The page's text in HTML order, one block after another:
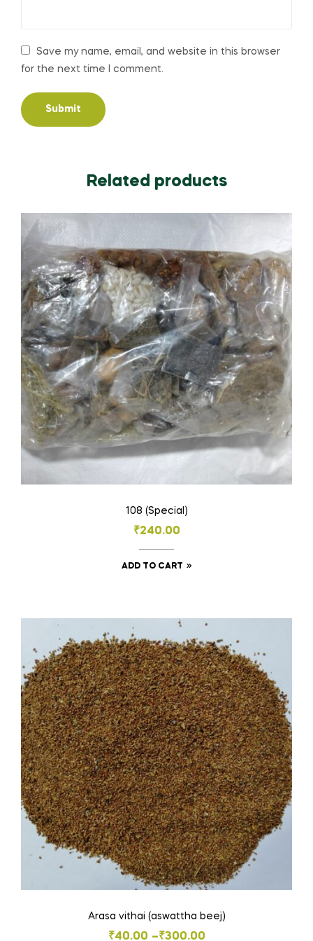
Save my name, email, and website in this browser
for the next time I comment.
Related products
108 (Special)
₹240.00
ADD TO CART
Arasa vithai (aswattha beej)
₹40.00 –₹300.00
Price